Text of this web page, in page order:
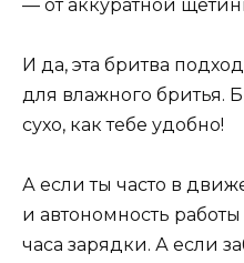
— от аккуратной
И да, эта бритва
для влажного бритья.
сухо, как тебе удобно!
А если ты часто в
и автономность
часа зарядки. А если